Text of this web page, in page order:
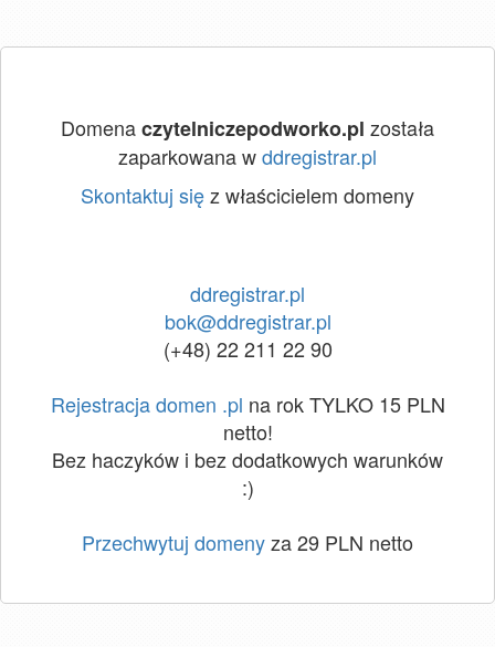
Domenaczytelniczepodworko.pl została
zaparkowana wddregistrar.pl
Skontaktuj sięz właścicielem domeny
ddregistrar.pl
bok@ddregistrar.pl
(+48) 22 211 22 90
Rejestracja domen .pl na rok TYLKO 15 PLN
netto!
Bez haczyków i bez dodatkowych warunków
:)
Przechwytuj domenyza 29 PLN netto